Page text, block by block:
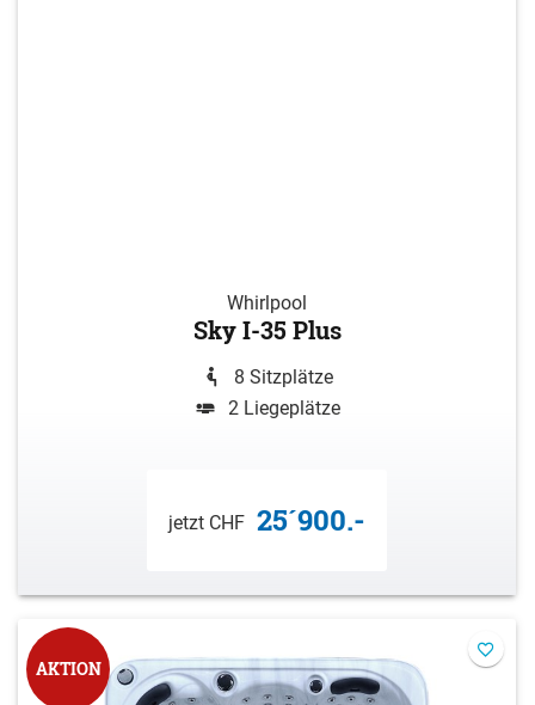
Whirlpool
Sky I-35 Plus
8 Sitzplätze
2 Liegeplätze
jetzt CHF 25´900.-
AKTION